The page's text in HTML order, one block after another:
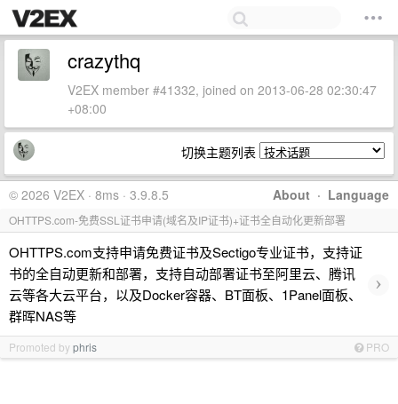
crazythq
V2EX member #41332, joined on 2013-06-28 02:30:47
+08:00
切换主题列表
About · Language
© 2026 V2EX · 8ms · 3.9.8.5
OHTTPS.com-免费SSL证书申请(域名及IP证书)+证书全自动化更新部署
OHTTPS.com支持申请免费证书及Sectigo专业证书，支持证
书的全自动更新和部署，支持自动部署证书至阿里云、腾讯
云等各大云平台，以及Docker容器、BT面板、1Panel面板、
群晖NAS等
›
Promoted byphris PRO